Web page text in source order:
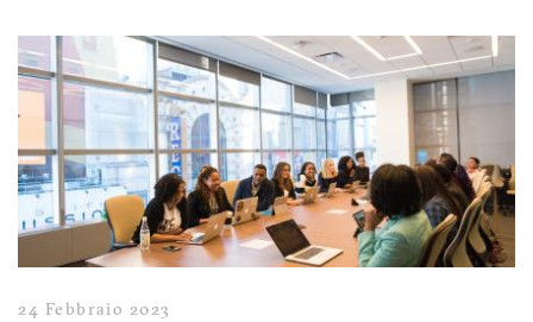
24 Febbraio 2023